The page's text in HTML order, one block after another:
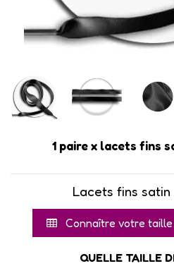
1 paire x lacets fins
Lacets fins
Connaître votre
QUELLE TAILLE